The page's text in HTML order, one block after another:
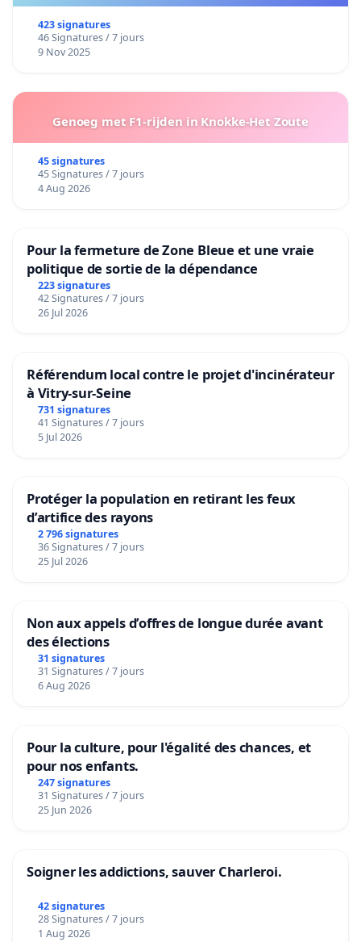
423 signatures
46 Signatures / 7 jours
9 Nov 2025
Genoeg met F1-rijden in Knokke-Het Zoute
45 signatures
45 Signatures / 7 jours
4 Aug 2026
Pour la fermeture de Zone Bleue et une vraie
politique de sortie de la dépendance
223 signatures
42 Signatures / 7 jours
26 Jul 2026
Référendum local contre le projet d'incinérateur
à Vitry-sur-Seine
731 signatures
41 Signatures / 7 jours
5 Jul 2026
Protéger la population en retirant les feux
d’artifice des rayons
2 796 signatures
36 Signatures / 7 jours
25 Jul 2026
Non aux appels d’offres de longue durée avant
des élections
31 signatures
31 Signatures / 7 jours
6 Aug 2026
Pour la culture, pour l'égalité des chances, et
pour nos enfants.
247 signatures
31 Signatures / 7 jours
25 Jun 2026
Soigner les addictions, sauver Charleroi.
42 signatures
28 Signatures / 7 jours
1 Aug 2026